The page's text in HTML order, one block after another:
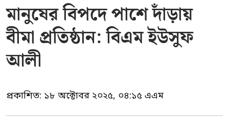
মানুষের বিপদে পাশে দাঁড়ায়
বীমা প্রতিষ্ঠান: বিএম ইউসুফ
আলী
প্রকাশিত: ১৮ অক্টোবর ২০২৫, ০৪:১৫ এএম